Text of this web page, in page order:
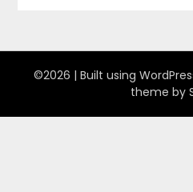
©2026 | Built using
theme by